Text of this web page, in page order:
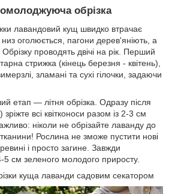
обрізка
лавандовий кущ швидко втрачає
низ оголюється, пагони дерев'яніють, а
Обрізку проводять двічі на рік. Перший
стрижка (кінець березня - квітень),
зламані та сухі гілочки, задаючи
етап — літня обрізка. Одразу після
зріжте всі квітконоси разом із 2-3 см
ніколи не обрізайте лаванду до
тканини! Рослина не зможе пустити нові
і просто загине. Завжди
см зеленого молодого приросту.